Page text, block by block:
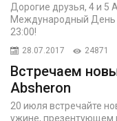
Дорогие друзья, 4 и 5
Международный День
23:00!
28.07.2017 24871
Встречаем
Absheron
20 июля встречайте
ужине, презентующем